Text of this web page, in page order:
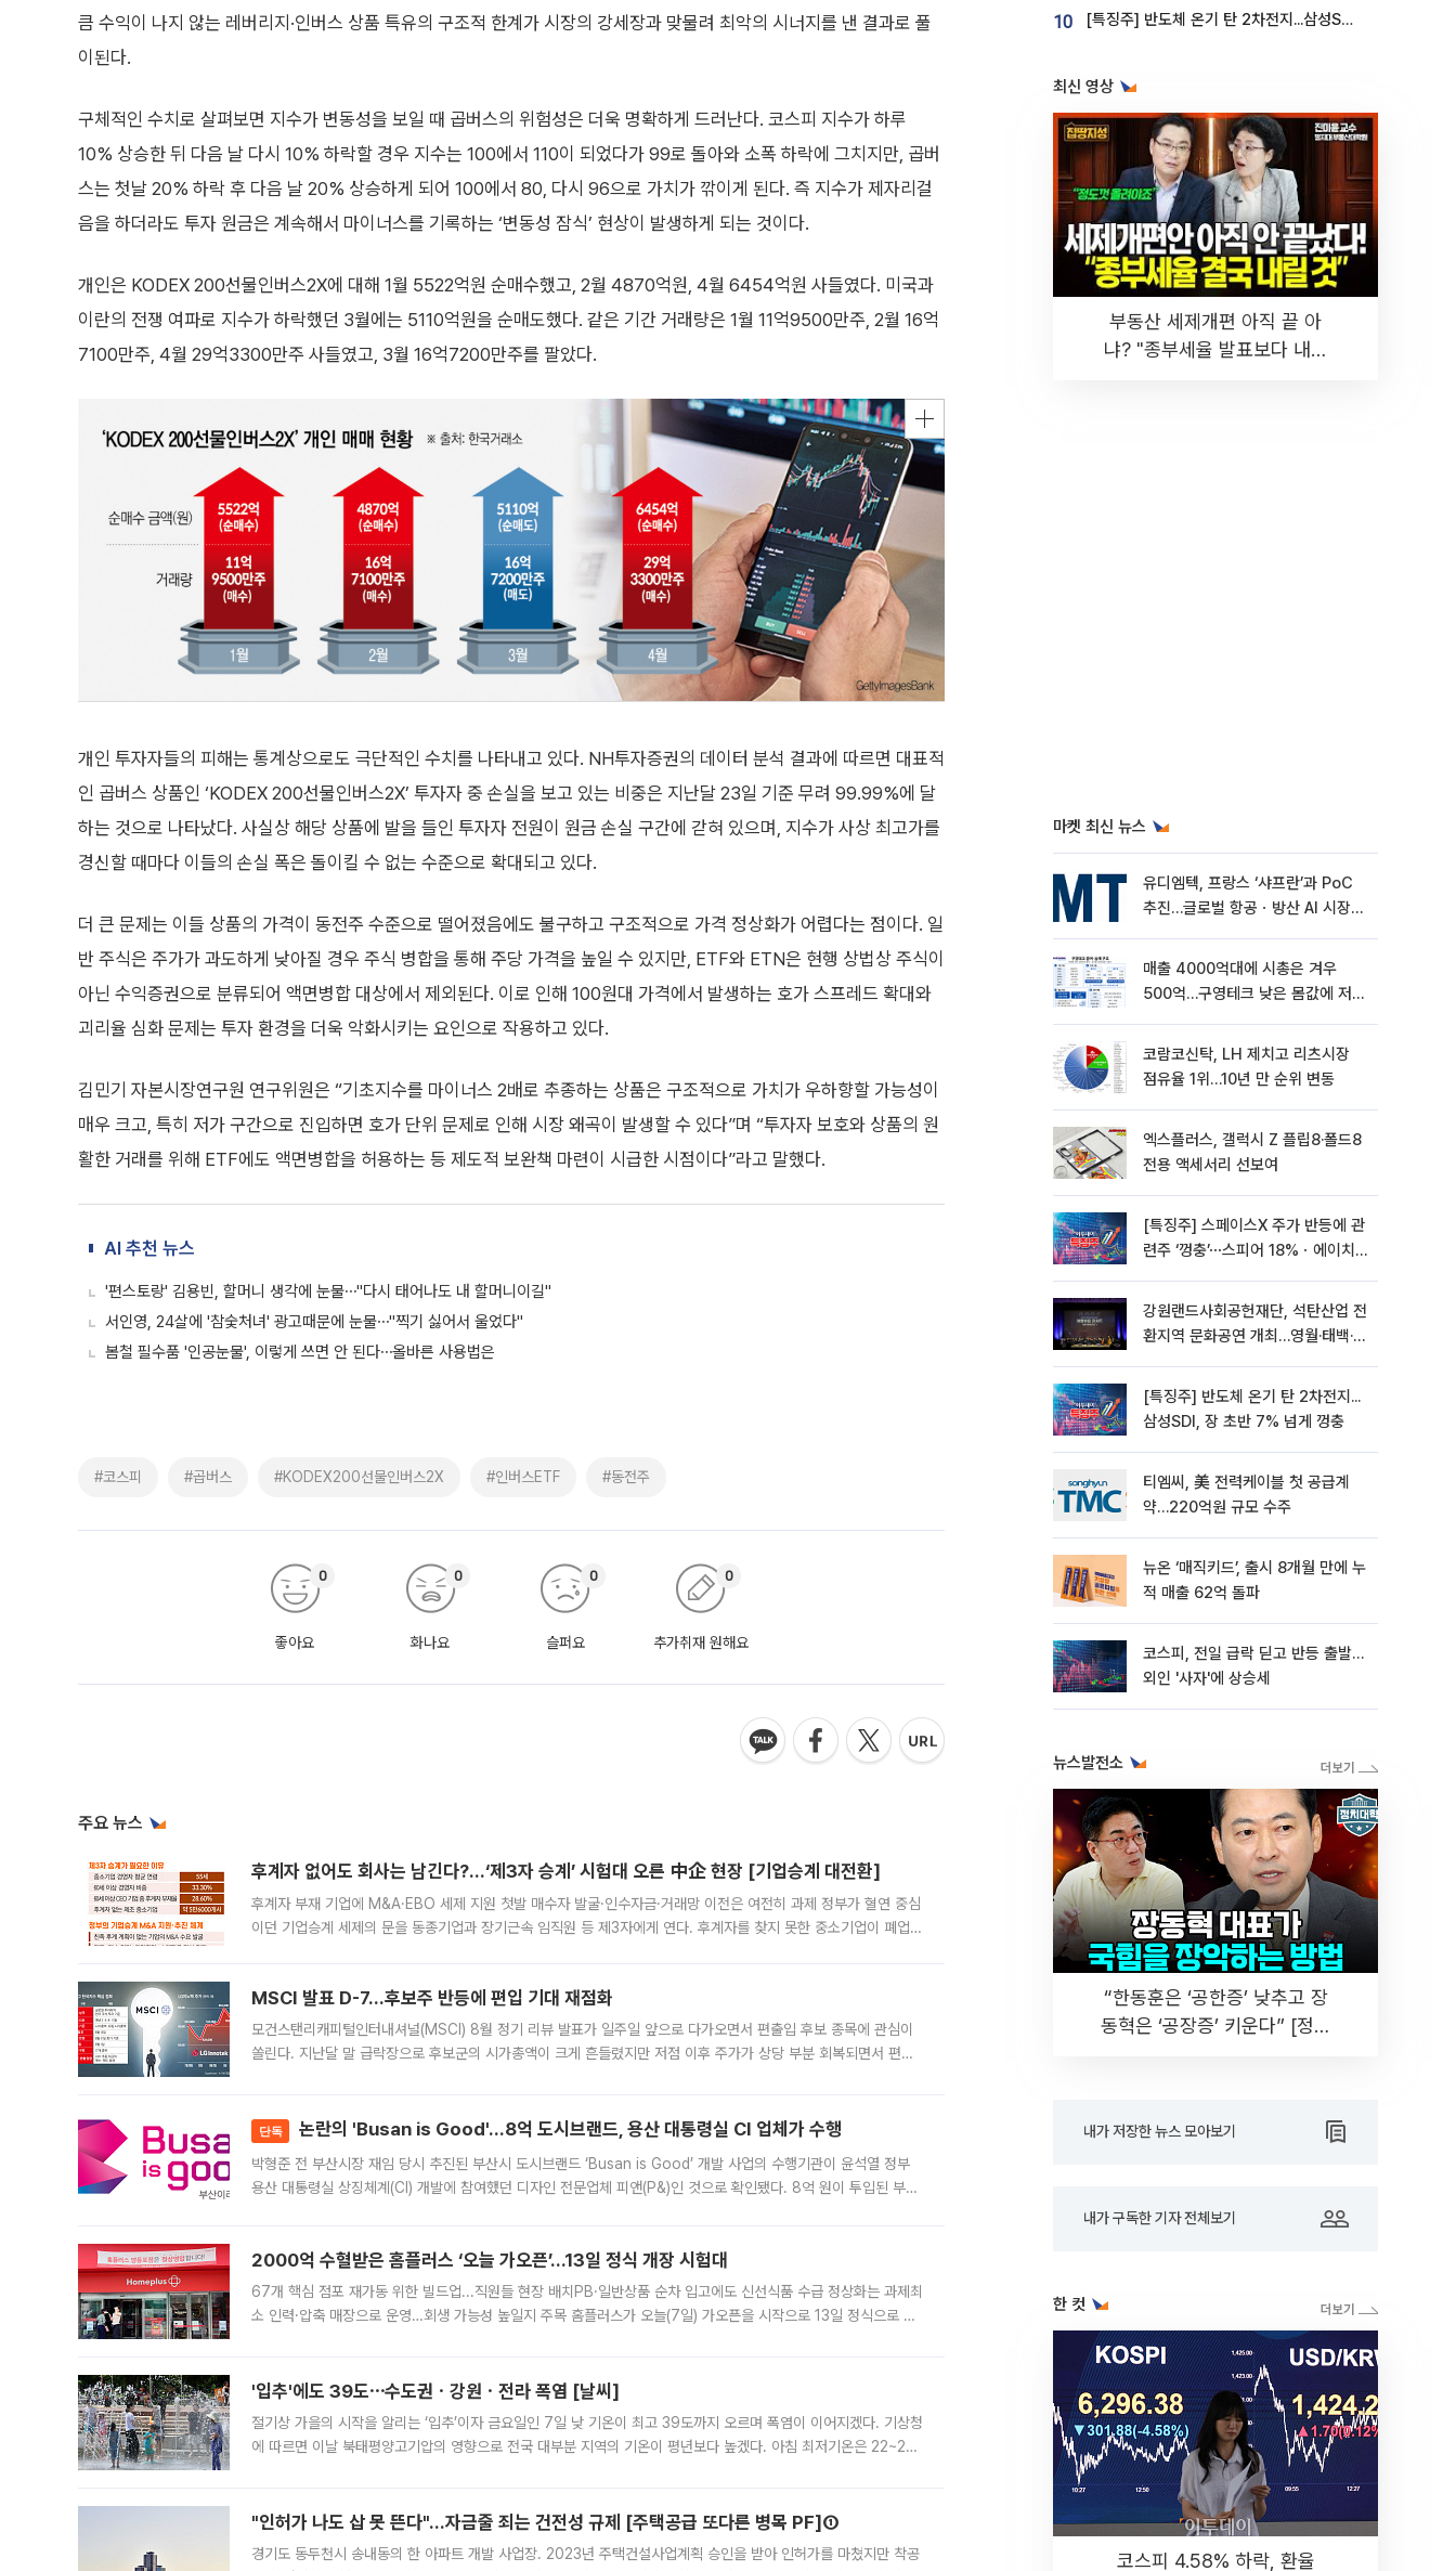
큼 수익이 나지 않는 레버리지·인버스 상품 특유의 구조적 한계가 시장의 강세장과 맞물려 최악의 시너지를 낸 결과로 풀
이된다.
구체적인 수치로 살펴보면 지수가 변동성을 보일 때 곱버스의 위험성은 더욱 명확하게 드러난다. 코스피 지수가 하루
10% 상승한 뒤 다음 날 다시 10% 하락할 경우 지수는 100에서 110이 되었다가 99로 돌아와 소폭 하락에 그치지만, 곱버
스는 첫날 20% 하락 후 다음 날 20% 상승하게 되어 100에서 80, 다시 96으로 가치가 깎이게 된다. 즉 지수가 제자리걸
음을 하더라도 투자 원금은 계속해서 마이너스를 기록하는 ‘변동성 잠식’ 현상이 발생하게 되는 것이다.
개인은 KODEX 200선물인버스2X에 대해 1월 5522억원 순매수했고, 2월 4870억원, 4월 6454억원 사들였다. 미국과
이란의 전쟁 여파로 지수가 하락했던 3월에는 5110억원을 순매도했다. 같은 기간 거래량은 1월 11억9500만주, 2월 16억
7100만주, 4월 29억3300만주 사들였고, 3월 16억7200만주를 팔았다.
개인 투자자들의 피해는 통계상으로도 극단적인 수치를 나타내고 있다. NH투자증권의 데이터 분석 결과에 따르면 대표적
인 곱버스 상품인 ‘KODEX 200선물인버스2X’ 투자자 중 손실을 보고 있는 비중은 지난달 23일 기준 무려 99.99%에 달
하는 것으로 나타났다. 사실상 해당 상품에 발을 들인 투자자 전원이 원금 손실 구간에 갇혀 있으며, 지수가 사상 최고가를
경신할 때마다 이들의 손실 폭은 돌이킬 수 없는 수준으로 확대되고 있다.
더 큰 문제는 이들 상품의 가격이 동전주 수준으로 떨어졌음에도 불구하고 구조적으로 가격 정상화가 어렵다는 점이다. 일
반 주식은 주가가 과도하게 낮아질 경우 주식 병합을 통해 주당 가격을 높일 수 있지만, ETF와 ETN은 현행 상법상 주식이
아닌 수익증권으로 분류되어 액면병합 대상에서 제외된다. 이로 인해 100원대 가격에서 발생하는 호가 스프레드 확대와
괴리율 심화 문제는 투자 환경을 더욱 악화시키는 요인으로 작용하고 있다.
김민기 자본시장연구원 연구위원은 “기초지수를 마이너스 2배로 추종하는 상품은 구조적으로 가치가 우하향할 가능성이
매우 크고, 특히 저가 구간으로 진입하면 호가 단위 문제로 인해 시장 왜곡이 발생할 수 있다”며 “투자자 보호와 상품의 원
활한 거래를 위해 ETF에도 액면병합을 허용하는 등 제도적 보완책 마련이 시급한 시점이다”라고 말했다.
AI 추천 뉴스
'편스토랑' 김용빈, 할머니 생각에 눈물⋯"다시 태어나도 내 할머니이길"
서인영, 24살에 '참숯처녀' 광고때문에 눈물⋯"찍기 싫어서 울었다"
봄철 필수품 '인공눈물', 이렇게 쓰면 안 된다⋯올바른 사용법은
#코스피 #곱버스 #KODEX200선물인버스2X #인버스ETF #동전주
좋아요
0
화나요
0
슬퍼요
0
추가취재 원해요
0
주요 뉴스
후계자 없어도 회사는 남긴다?…‘제3자 승계’ 시험대 오른 中企 현장 [기업승계 대전환]
후계자 부재 기업에 M&A·EBO 세제 지원 첫발 매수자 발굴·인수자금·거래망 이전은 여전히 과제 정부가 혈연 중심
이던 기업승계 세제의 문을 동종기업과 장기근속 임직원 등 제3자에게 연다. 후계자를 찾지 못한 중소기업이 폐업
MSCI 발표 D-7…후보주 반등에 편입 기대 재점화
모건스탠리캐피털인터내셔널(MSCI) 8월 정기 리뷰 발표가 일주일 앞으로 다가오면서 편출입 후보 종목에 관심이
쏠린다. 지난달 말 급락장으로 후보군의 시가총액이 크게 흔들렸지만 저점 이후 주가가 상당 부분 회복되면서 편입
단독 논란의 'Busan is Good'…8억 도시브랜드, 용산 대통령실 CI 업체가 수행
박형준 전 부산시장 재임 당시 추진된 부산시 도시브랜드 ‘Busan is Good’ 개발 사업의 수행기관이 윤석열 정부
용산 대통령실 상징체계(CI) 개발에 참여했던 디자인 전문업체 피앤(P&)인 것으로 확인됐다. 8억 원이 투입된 부산
2000억 수혈받은 홈플러스 ‘오늘 가오픈’...13일 정식 개장 시험대
67개 핵심 점포 재가동 위한 빌드업...직원들 현장 배치PB·일반상품 순차 입고에도 신선식품 수급 정상화는 과제최
소 인력·압축 매장으로 운영…회생 가능성 높일지 주목 홈플러스가 오늘(7일) 가오픈을 시작으로 13일 정식으로 재
'입추'에도 39도⋯수도권ㆍ강원ㆍ전라 폭염 [날씨]
절기상 가을의 시작을 알리는 ‘입추’이자 금요일인 7일 낮 기온이 최고 39도까지 오르며 폭염이 이어지겠다. 기상청
에 따르면 이날 북태평양고기압의 영향으로 전국 대부분 지역의 기온이 평년보다 높겠다. 아침 최저기온은 22~27
"인허가 나도 삽 못 뜬다"…자금줄 죄는 건전성 규제 [주택공급 또다른 병목 PF]①
경기도 동두천시 송내동의 한 아파트 개발 사업장. 2023년 주택건설사업계획 승인을 받아 인허가를 마쳤지만 착공
10 [특징주] 반도체 온기 탄 2차전지...삼성SDI, 장 초반 7% 넘게 껑충
최신 영상
부동산 세제개편 아직 끝 아
냐? "종부세율 발표보다 내릴
마켓 최신 뉴스
유디엠텍, 프랑스 ‘샤프란’과 PoC
추진…글로벌 항공ㆍ방산 AI 시장
매출 4000억대에 시총은 겨우
500억…구영테크 낮은 몸값에 저가
코람코신탁, LH 제치고 리츠시장
점유율 1위…10년 만 순위 변동
엑스플러스, 갤럭시 Z 플립8·폴드8
전용 액세서리 선보여
[특징주] 스페이스X 주가 반등에 관
련주 ‘껑충’⋯스피어 18%ㆍ에이치
강원랜드사회공헌재단, 석탄산업 전
환지역 문화공연 개최…영월·태백·삼
[특징주] 반도체 온기 탄 2차전지...
삼성SDI, 장 초반 7% 넘게 껑충
티엠씨, 美 전력케이블 첫 공급계
약…220억원 규모 수주
뉴온 ‘매직키드’, 출시 8개월 만에 누
적 매출 62억 돌파
코스피, 전일 급락 딛고 반등 출발…
외인 '사자'에 상승세
뉴스발전소
“한동훈은 ‘공한증’ 낮추고 장
동혁은 ‘공장증’ 키운다” [정치
내가 저장한 뉴스 모아보기
내가 구독한 기자 전체보기
한 컷
코스피 4.58% 하락, 환율